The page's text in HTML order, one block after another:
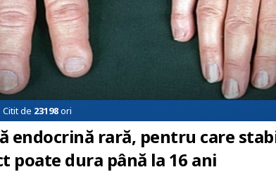
de 23198ori
endocrină rară, pentru care
poate dura până la 16 ani